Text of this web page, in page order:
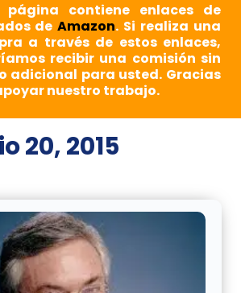
página contiene enlaces de
deAmazon. Si realiza una
a través de estos enlaces,
recibir una comisión sin
adicional para usted. Gracias
nuestro trabajo.
20, 2015